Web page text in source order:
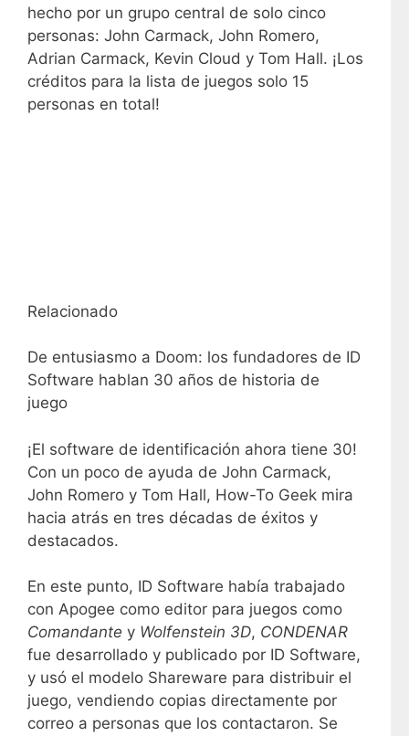
hecho por un grupo central de solo cinco
personas: John Carmack, John Romero,
Adrian Carmack, Kevin Cloud y Tom Hall. ¡Los
créditos para la lista de juegos solo 15
personas en total!
Relacionado
De entusiasmo a Doom: los fundadores de ID
Software hablan 30 años de historia de
juego
¡El software de identificación ahora tiene 30!
Con un poco de ayuda de John Carmack,
John Romero y Tom Hall, How-To Geek mira
hacia atrás en tres décadas de éxitos y
destacados.
En este punto, ID Software había trabajado
con Apogee como editor para juegos como
Comandante y Wolfenstein 3D, CONDENAR
fue desarrollado y publicado por ID Software,
y usó el modelo Shareware para distribuir el
juego, vendiendo copias directamente por
correo a personas que los contactaron. Se